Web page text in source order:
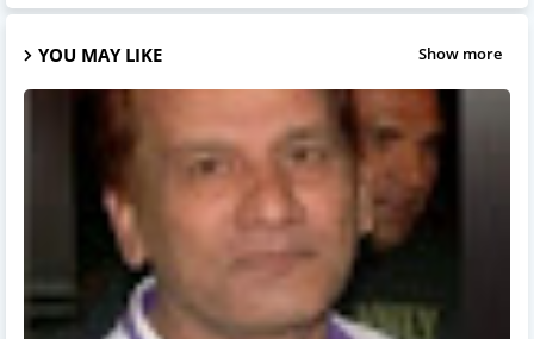
YOU MAY LIKE Show more